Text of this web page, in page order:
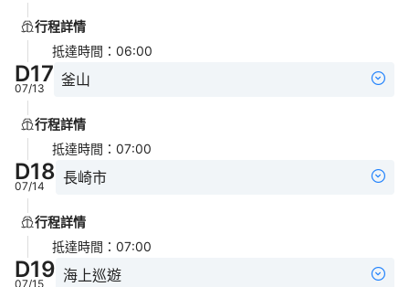
行程詳情
抵達時間 ： 06:00
D17
07/13 釜山
行程詳情
抵達時間 ： 07:00
D18
07/14 長崎市
行程詳情
抵達時間 ： 07:00
D19
07/15 海上巡遊